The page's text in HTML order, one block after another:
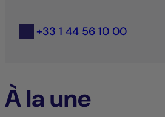
+33 1 44 56 10 00
À la une